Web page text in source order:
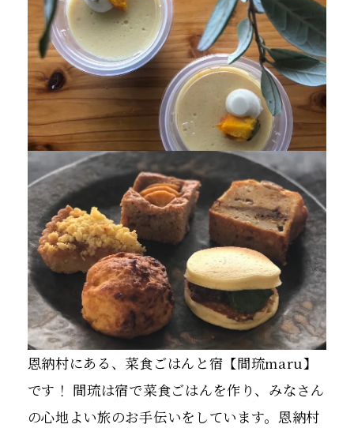
恩納村にある、菜食ごはんと宿【間琉maru】
です！ 間琉は宿で菜食ごはんを作り、みなさん
の心地よい旅のお手伝いをしています。恩納村